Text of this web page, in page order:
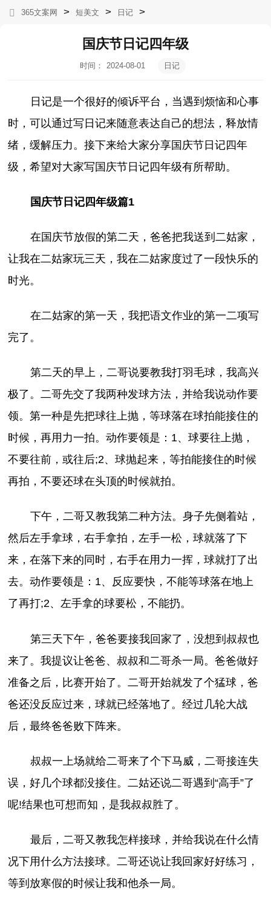
365文案网 > 短美文 > 日记 >
国庆节日记四年级
时间：
2024-08-01
日记
日记是一个很好的倾诉平台，当遇到烦恼和心事
时，可以通过写日记来随意表达自己的想法，释放情
绪，缓解压力。接下来给大家分享国庆节日记四年
级，希望对大家写国庆节日记四年级有所帮助。
国庆节日记四年级篇1
在国庆节放假的第二天，爸爸把我送到二姑家，
让我在二姑家玩三天，我在二姑家度过了一段快乐的
时光。
在二姑家的第一天，我把语文作业的第一二项写
完了。
第二天的早上，二哥说要教我打羽毛球，我高兴
极了。二哥先交了我两种发球方法，并给我说动作要
领。第一种是先把球往上抛，等球落在球拍能接住的
时候，再用力一拍。动作要领是：1、球要往上抛，
不要往前，或往后;2、球抛起来，等拍能接住的时候
再拍，不要还球在头顶的时候就拍。
下午，二哥又教我第二种方法。身子先侧着站，
然后左手拿球，右手拿拍，左手一松，球就落了下
来，在落下来的同时，右手在用力一挥，球就打了出
去。动作要领是：1、反应要快，不能等球落在地上
了再打;2、左手拿的球要松，不能扔。
第三天下午，爸爸要接我回家了，没想到叔叔也
来了。我提议让爸爸、叔叔和二哥杀一局。爸爸做好
准备之后，比赛开始了。二哥开始就发了个猛球，爸
爸还没反应过来，球就已经落地了。经过几轮大战
后，最终爸爸败下阵来。
叔叔一上场就给二哥来了个下马威，二哥接连失
误，好几个球都没接住。二姑还说二哥遇到“高手”了
呢!结果也可想而知，是我叔叔胜了。
最后，二哥又教我怎样接球，并给我说在什么情
况下用什么方法接球。二哥还说让我回家好好练习，
等到放寒假的时候让我和他杀一局。